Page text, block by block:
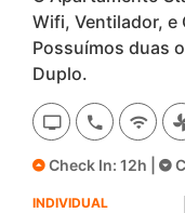
Wifi, Ventilador, e
Possuímos duas
Duplo.
Check In: 12h |
INDIVIDUAL